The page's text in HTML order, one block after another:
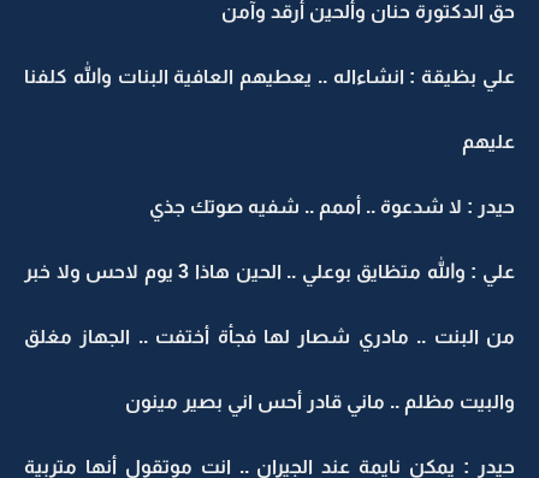
حق الدكتورة حنان وألحين أرقد وآمن
علي بظيقة : انشاءاله .. يعطيهم العافية البنات والله كلفنا
عليهم
حيدر : لا شدعوة .. أممم .. شفيه صوتك جذي
علي : والله متظايق بوعلي .. الحين هاذا 3 يوم لاحس ولا خبر
من البنت .. مادري شصار لها فجأة أختفت .. الجهاز مغلق
والبيت مظلم .. ماني قادر أحس اني بصير مينون
حيدر : يمكن نايمة عند الجيران .. انت موتقول أنها متربية